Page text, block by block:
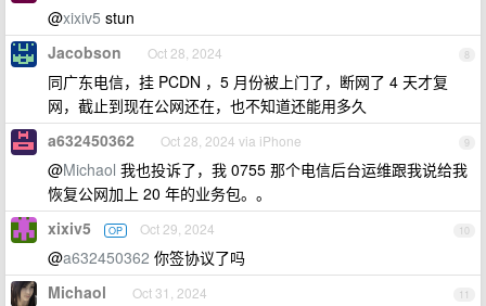
@xixiv5 stun
8
Jacobson Oct 28, 2024
同广东电信，挂 PCDN ，5 月份被上门了，断网了 4 天才复
网，截止到现在公网还在，也不知道还能用多久
9
a632450362 Oct 28, 2024 via iPhone
@Michaol 我也投诉了，我 0755 那个电信后台运维跟我说给我
恢复公网加上 20 年的业务包。。
10
xixiv5 OP Oct 29, 2024
@a632450362 你签协议了吗
11
Michaol Oct 31, 2024